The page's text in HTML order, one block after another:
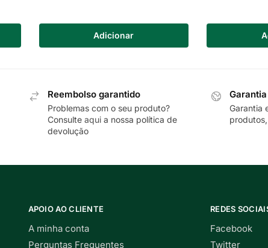
Adicionar
Reembolso garantido
Problemas com o seu produto?
Consulte aquia nossa política de
devolução
Garantia
APOIO AO CLIENTE
A minha conta
Perguntas Frequentes
REDES
Facebook
Twitter